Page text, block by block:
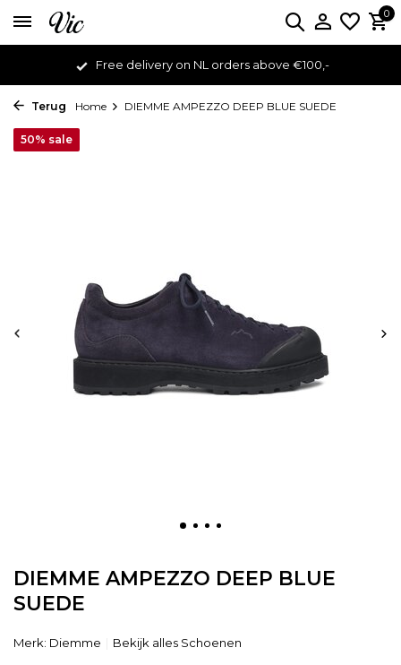
0
Free delivery on NL orders above €100,-
Terug Home DIEMME AMPEZZO DEEP BLUE SUEDE
DIEMME AMPEZZO DEEP BLUE
SUEDE
50% sale
Merk: Diemme Bekijk alles Schoenen